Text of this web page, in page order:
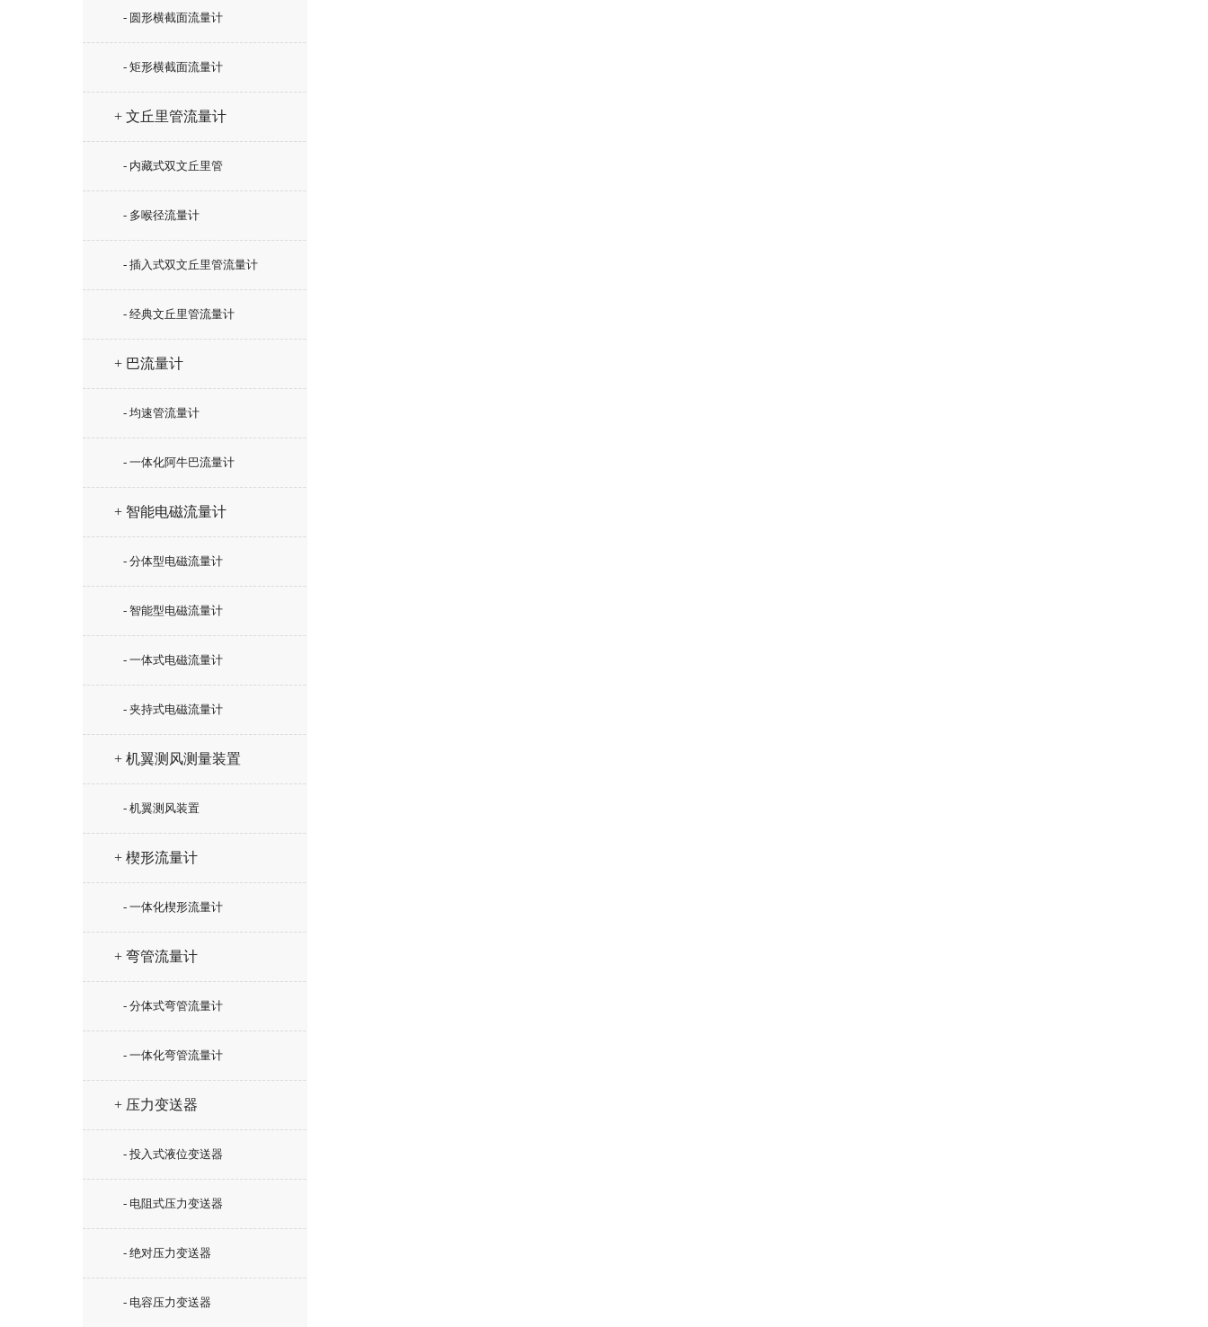
- 圆形横截面流量计
- 矩形横截面流量计
+ 文丘里管流量计
- 内藏式双文丘里管
- 多喉径流量计
- 插入式双文丘里管流量计
- 经典文丘里管流量计
+ 巴流量计
- 均速管流量计
- 一体化阿牛巴流量计
+ 智能电磁流量计
- 分体型电磁流量计
- 智能型电磁流量计
- 一体式电磁流量计
- 夹持式电磁流量计
+ 机翼测风测量装置
- 机翼测风装置
+ 楔形流量计
- 一体化楔形流量计
+ 弯管流量计
- 分体式弯管流量计
- 一体化弯管流量计
+ 压力变送器
- 投入式液位变送器
- 电阻式压力变送器
- 绝对压力变送器
- 电容压力变送器